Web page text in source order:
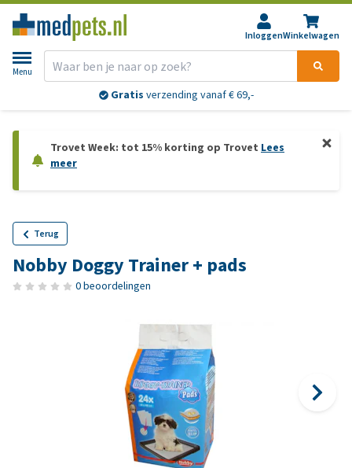
InloggenWinkelwagen
Menu
Gratis verzending vanaf € 69,-
Trovet Week: tot 15% korting op Trovet Lees
meer
Terug
Nobby Doggy Trainer + pads
0 beoordelingen